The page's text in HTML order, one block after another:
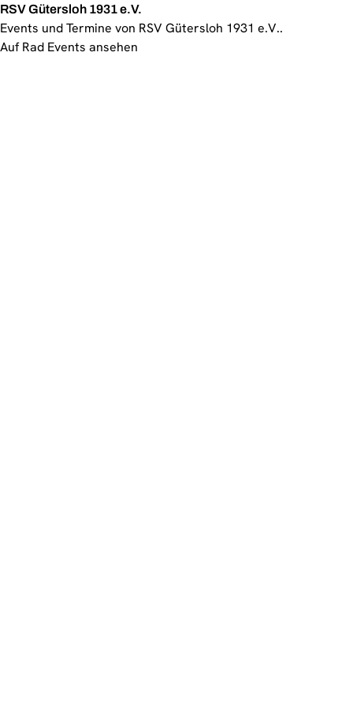
RSV Gütersloh 1931 e.V.
Events und Termine von RSV Gütersloh 1931 e.V..
Auf Rad Events ansehen